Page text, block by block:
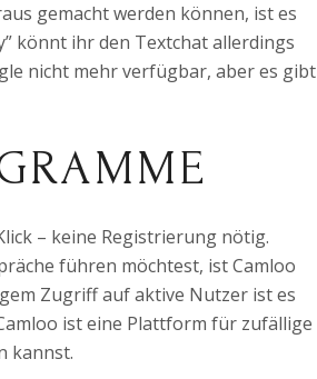
gemacht werden können, ist es
könnt ihr den Textchat allerdings
nicht mehr verfügbar, aber es gibt
– keine Registrierung nötig.
führen möchtest, ist Camloo
Zugriff auf aktive Nutzer ist es
ist eine Plattform für zufällige
kannst.